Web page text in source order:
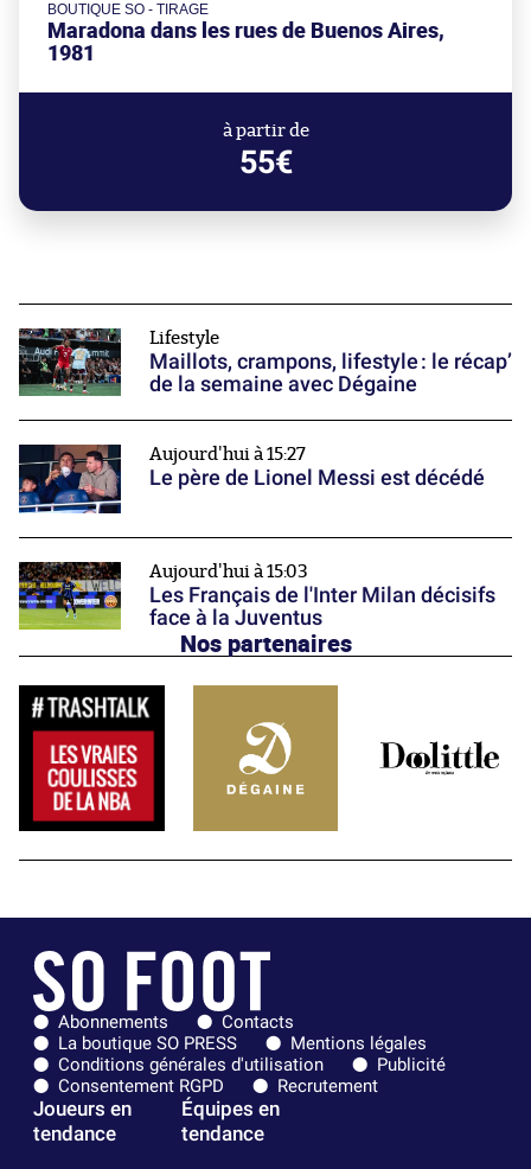
BOUTIQUE SO - TIRAGE
Maradona dans les rues de Buenos Aires,
1981
à partir de
55€
Lifestyle
Maillots, crampons, lifestyle : le récap’
de la semaine avec Dégaine
Aujourd'hui à 15:27
Le père de Lionel Messi est décédé
Aujourd'hui à 15:03
Les Français de l'Inter Milan décisifs
face à la Juventus
Nos partenaires
Abonnements
Contacts
La boutique SO PRESS
Mentions légales
Conditions générales d'utilisation
Publicité
Consentement RGPD
Recrutement
Joueurs en
tendance
Équipes en
tendance